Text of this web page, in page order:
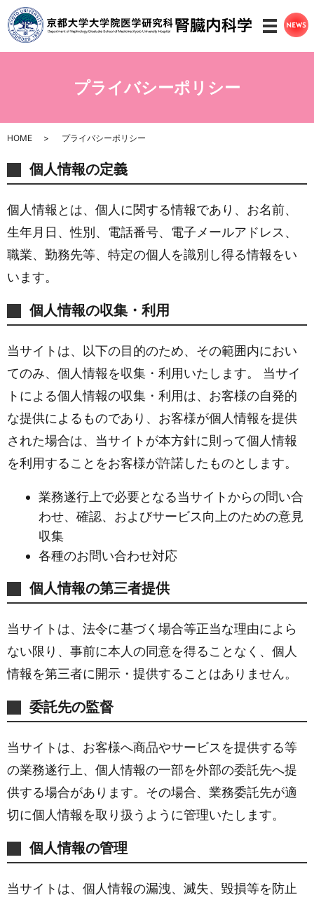
メニ
プライバシーポリシー
HOME プライバシーポリシー
個人情報の定義
個人情報とは、個人に関する情報であり、お名前、
生年月日、性別、電話番号、電子メールアドレス、
職業、勤務先等、特定の個人を識別し得る情報をい
います。
個人情報の収集・利用
当サイトは、以下の目的のため、その範囲内におい
てのみ、個人情報を収集・利用いたします。 当サイ
トによる個人情報の収集・利用は、お客様の自発的
な提供によるものであり、お客様が個人情報を提供
された場合は、当サイトが本方針に則って個人情報
を利用することをお客様が許諾したものとします。
業務遂行上で必要となる当サイトからの問い合
わせ、確認、およびサービス向上のための意見
収集
各種のお問い合わせ対応
個人情報の第三者提供
当サイトは、法令に基づく場合等正当な理由によら
ない限り、事前に本人の同意を得ることなく、個人
情報を第三者に開示・提供することはありません。
委託先の監督
当サイトは、お客様へ商品やサービスを提供する等
の業務遂行上、個人情報の一部を外部の委託先へ提
供する場合があります。その場合、業務委託先が適
切に個人情報を取り扱うように管理いたします。
個人情報の管理
当サイトは、個人情報の漏洩、滅失、毀損等を防止